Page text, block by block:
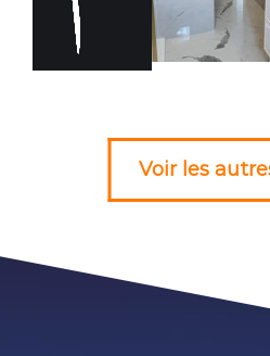
Voir les